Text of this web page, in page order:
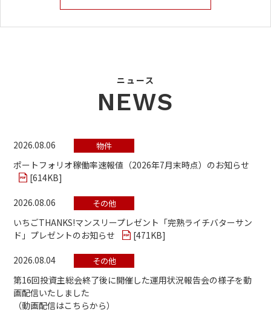
ニュース
NEWS
2026.08.06 物件
ポートフォリオ稼働率速報値（2026年7月末時点）のお知らせ
[614KB]
2026.08.06 その他
いちごTHANKS!マンスリープレゼント「完熟ライチバターサン
ド」プレゼントのお知らせ
[471KB]
2026.08.04 その他
第16回投資主総会終了後に開催した運用状況報告会の様子を動
画配信いたしました
（動画配信はこちらから）